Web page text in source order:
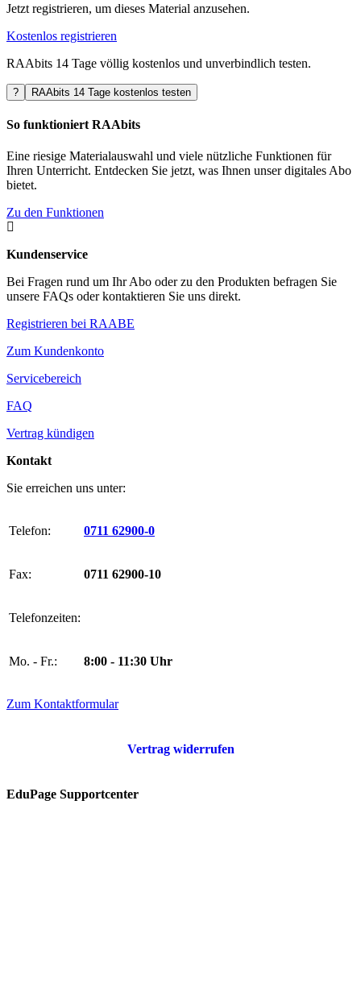
Jetzt registrieren, um dieses Material anzusehen.
Kostenlos registrieren
RAAbits 14 Tage völlig kostenlos und unverbindlich testen.
? RAAbits 14 Tage kostenlos testen
So funktioniert RAAbits
Eine riesige Materialauswahl und viele nützliche Funktionen für
Ihren Unterricht. Entdecken Sie jetzt, was Ihnen unser digitales Abo
bietet.
Zu den Funktionen

Kundenservice
Bei Fragen rund um Ihr Abo oder zu den Produkten befragen Sie
unsere FAQs oder kontaktieren Sie uns direkt.
Registrieren bei RAABE
Zum Kundenkonto
Servicebereich
FAQ
Vertrag kündigen
Kontakt
Sie erreichen uns unter:
Telefon: 0711 62900-0
Fax: 0711 62900-10
Telefonzeiten:
Mo. - Fr.: 8:00 - 11:30 Uhr
Zum Kontaktformular
Vertrag widerrufen
EduPage Supportcenter